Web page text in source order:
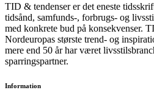
TID & tendenser er det eneste
tidsånd, samfunds-, forbrugs- og
med konkrete bud på konsekvenser.
Nordeuropas største trend- og
mere end 50 år har været
sparringspartner.
Information